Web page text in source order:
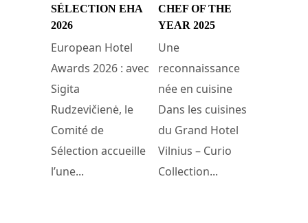
SÉLECTION EHA
2026
European Hotel
Awards 2026 : avec
Sigita
Rudzevičienė, le
Comité de
Sélection accueille
l’une...
CHEF OF THE
YEAR 2025
Une
reconnaissance
née en cuisine
Dans les cuisines
du Grand Hotel
Vilnius – Curio
Collection...